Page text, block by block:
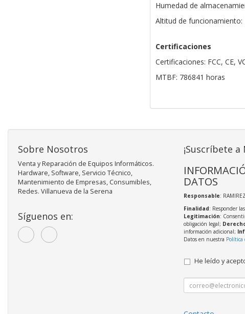
Humedad de
Altitud de funcionamiento:
Certificaciones
Certificaciones: FCC, CE,
MTBF: 786841 horas
Sobre Nosotros
Venta y Reparación de Equipos Informáticos.
Hardware, Software, Servicio Técnico,
Mantenimiento de Empresas, Consumibles,
Redes. Villanueva de la Serena
Síguenos en:
¡Suscríbete
DATOS
Responsable:
Finalidad: Responder
Legitimación:
obligación legal;
información adicional;
Datos en nuestra Política
He leído y